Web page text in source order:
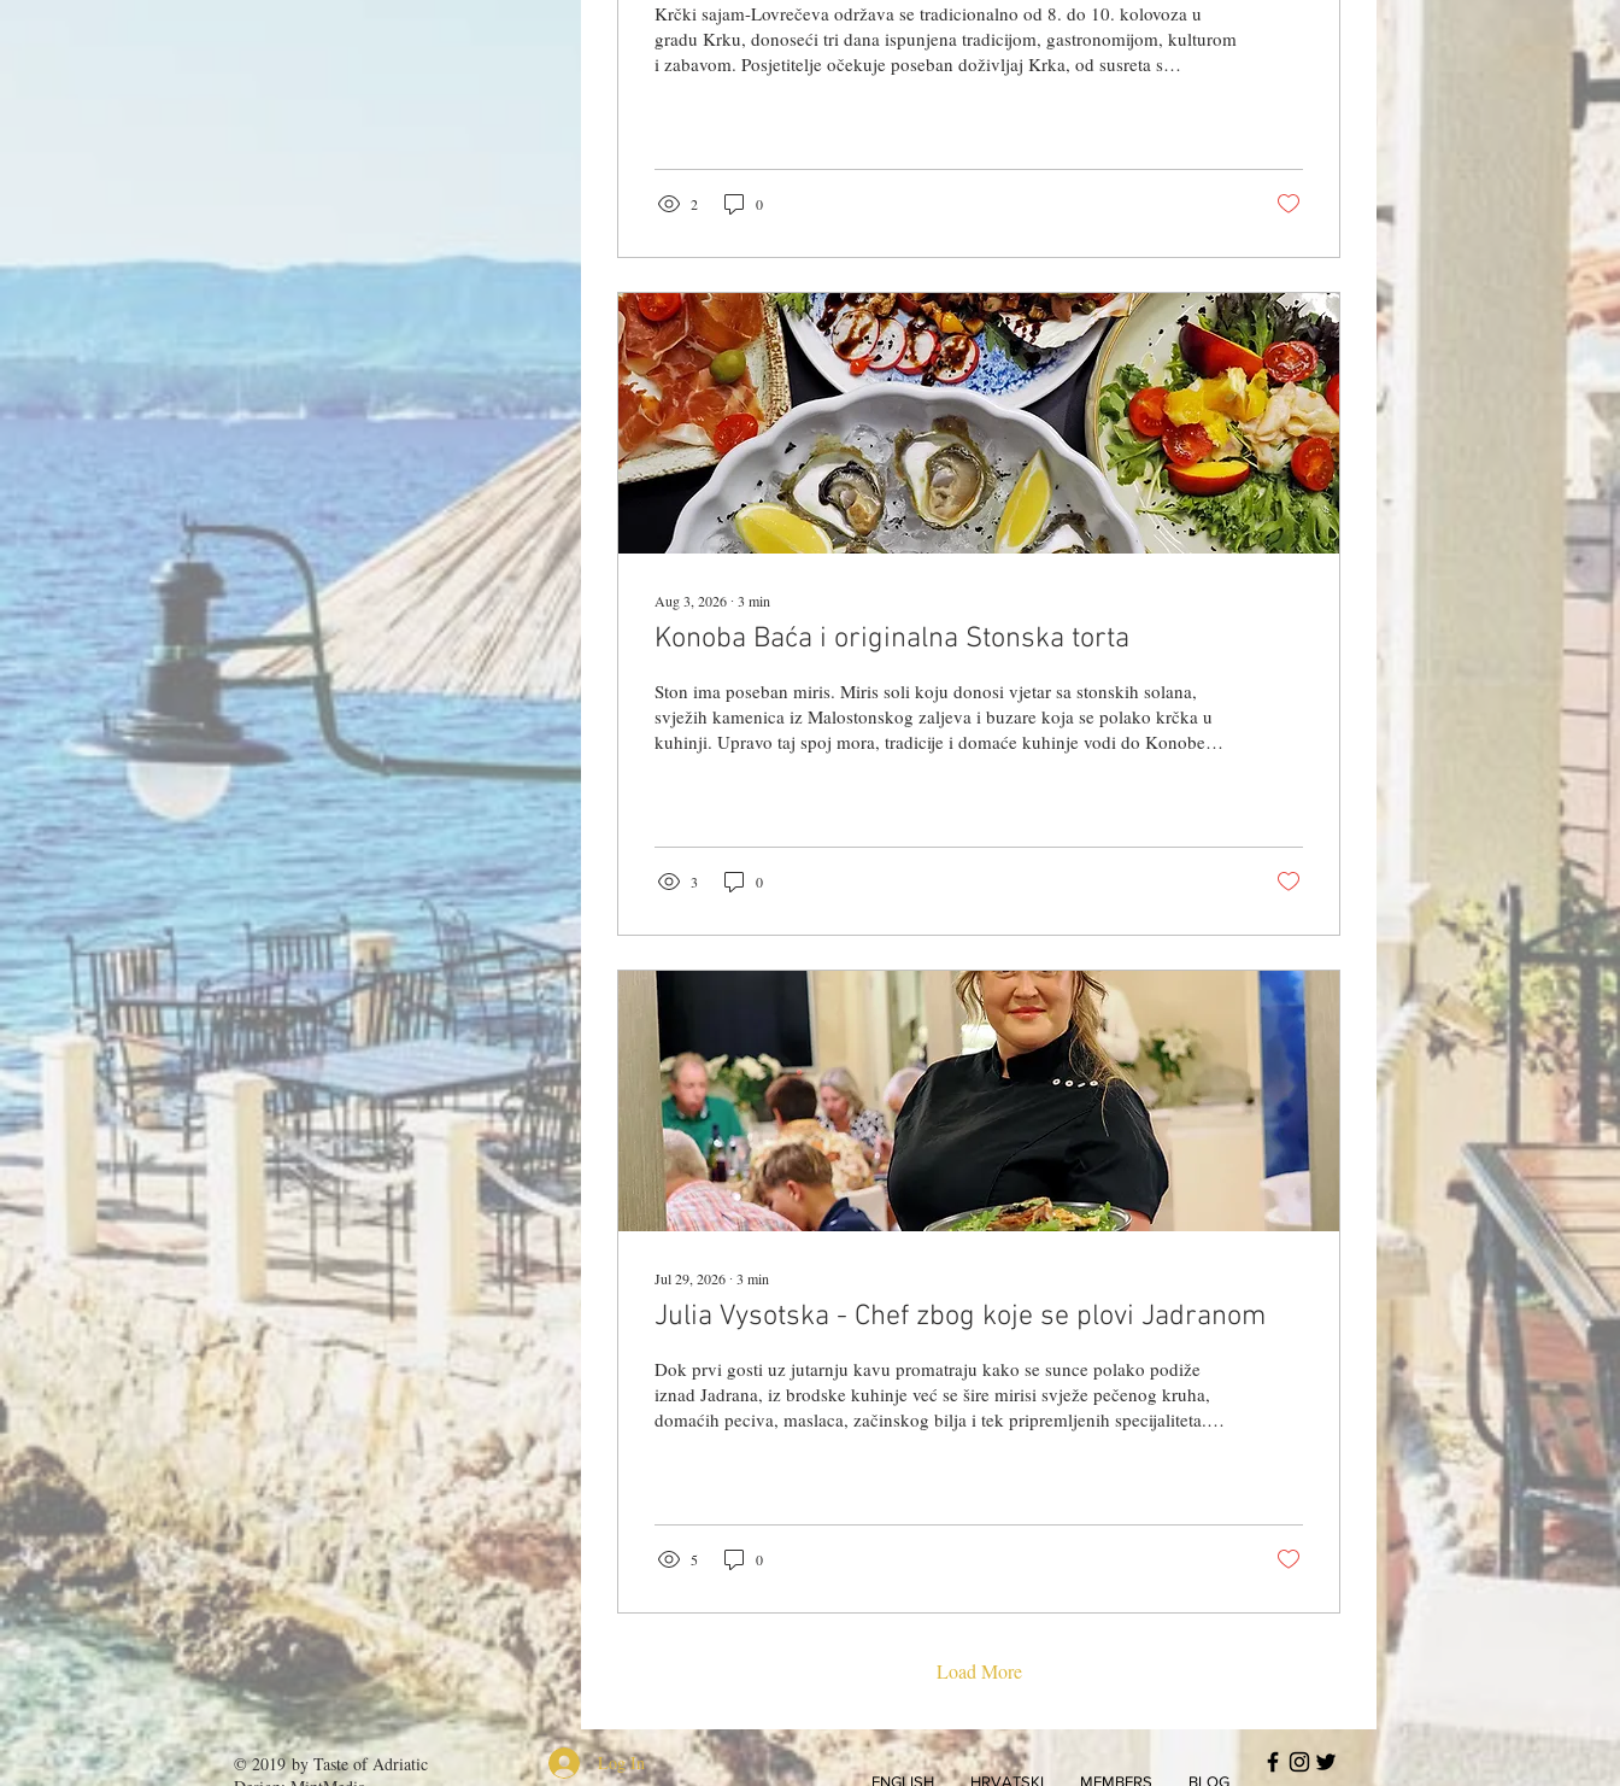
Krčki sajam-Lovrečeva održava se tradicionalno od 8. do 10. kolovoza u
gradu Krku, donoseći tri dana ispunjena tradicijom, gastronomijom, kulturom
i zabavom. Posjetitelje očekuje poseban doživljaj Krka, od susreta s
koja u subotu, 8. kolovoza u 20:30, prolazi gradom i vodi prema...
2 0
Aug 3, 2026 ∙ 3 min
Konoba Baća i originalna Stonska torta
Ston ima poseban miris. Miris soli koju donosi vjetar sa stonskih solana,
svježih kamenica iz Malostonskog zaljeva i buzare koja se polako krčka u
kuhinji. Upravo taj spoj mora, tradicije i domaće kuhinje vodi do Konobe
domaći ljudi, ribari, vinari i putnici koji Ston...
3 0
Jul 29, 2026 ∙ 3 min
Julia Vysotska - Chef zbog koje se plovi Jadranom
Dok prvi gosti uz jutarnju kavu promatraju kako se sunce polako podiže
iznad Jadrana, iz brodske kuhinje već se šire mirisi svježe pečenog kruha,
domaćih peciva, maslaca, začinskog bilja i tek pripremljenih specijaliteta.
luksuznim kružnim putovanjima gastronomija...
5 0
Load More
© 2019 byTaste of Adriatic
Log In
ENGLISH HRVATSKI MEMBERS BLOG